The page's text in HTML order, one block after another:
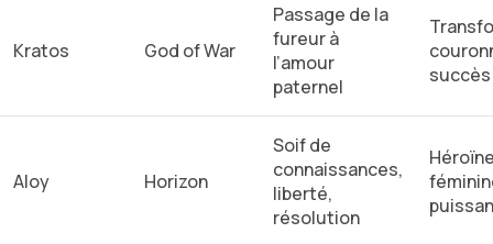
Kratos God of War
Passage de la
fureur à
l’amour
paternel
succès
Aloy Horizon
Soif de
connaissances,
liberté,
résolution